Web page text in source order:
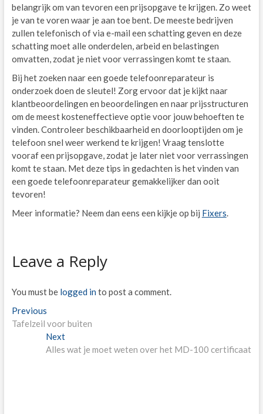
belangrijk om van tevoren een prijsopgave te krijgen. Zo weet
je van te voren waar je aan toe bent. De meeste bedrijven
zullen telefonisch of via e-mail een schatting geven en deze
schatting moet alle onderdelen, arbeid en belastingen
omvatten, zodat je niet voor verrassingen komt te staan.
Bij het zoeken naar een goede telefoonreparateur is
onderzoek doen de sleutel! Zorg ervoor dat je kijkt naar
klantbeoordelingen en beoordelingen en naar prijsstructuren
om de meest kosteneffectieve optie voor jouw behoeften te
vinden. Controleer beschikbaarheid en doorlooptijden om je
telefoon snel weer werkend te krijgen! Vraag tenslotte
vooraf een prijsopgave, zodat je later niet voor verrassingen
komt te staan. Met deze tips in gedachten is het vinden van
een goede telefoonreparateur gemakkelijker dan ooit
tevoren!
Meer informatie? Neem dan eens een kijkje op bij Fixers.
Leave a Reply
You must be logged in to post a comment.
Post
navigation
PreviousPrevious
post:
Tafelzeil voor buiten
NextNext
post:
Alles wat je moet weten over het MD-100 certificaat